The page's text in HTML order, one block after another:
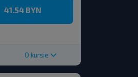
41.54 BYN
O kursie